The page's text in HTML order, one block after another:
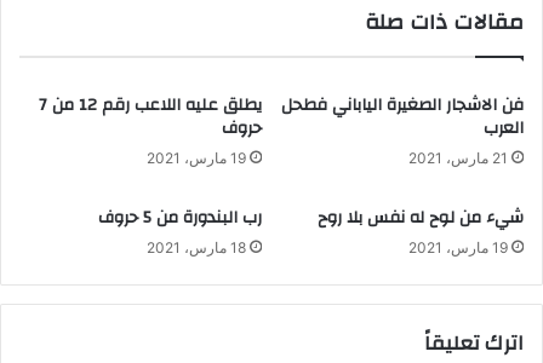
مقالات ذات صلة
فن الاشجار الصغيرة الياباني فطحل
العرب
21 مارس، 2021
يطلق عليه اللاعب رقم 12 من 7
حروف
19 مارس، 2021
شيء من لوح له نفس بلا روح
19 مارس، 2021
رب البندورة من 5 حروف
18 مارس، 2021
اترك تعليقاً